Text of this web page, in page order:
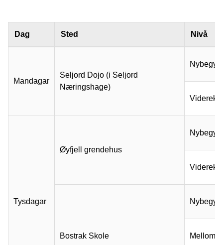
Dag Sted Nivå
Mandagar
Seljord Dojo (i Seljord
Næringshage)
Tysdagar
Øyfjell grendehus
Bostrak Skole